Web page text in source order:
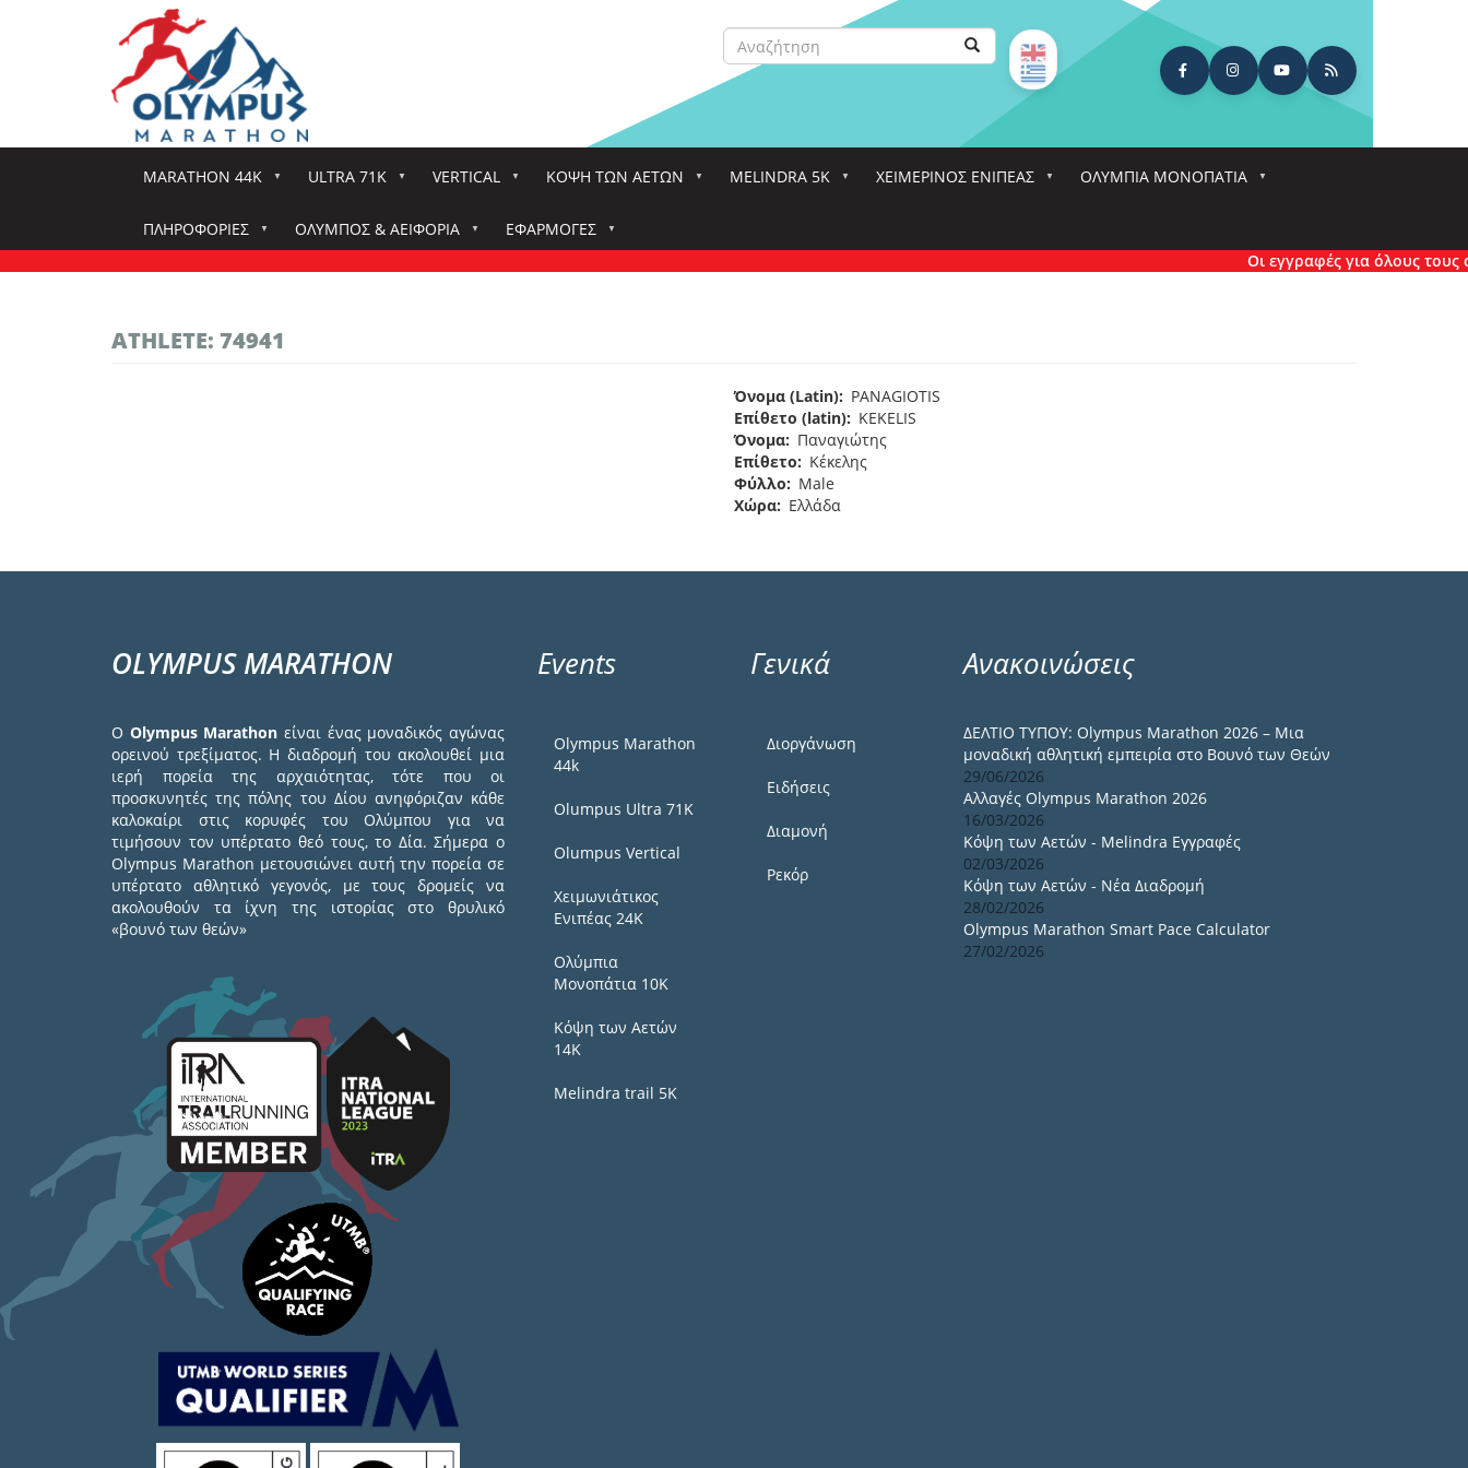
Search
Αναζήτηση Αναζήτηση
MARATHON 44K ULTRA 71K VERTICAL ΚΌΨΗ ΤΩΝ ΑΕΤΏΝ MELINDRA 5K ΧΕΙΜΕΡΙΝΟΣ ΕΝΙΠΕΑΣ ΟΛΎΜΠΙΑ ΜΟΝΟΠΆΤΙΑ
ΠΛΗΡΟΦΟΡΊΕΣ ΌΛΥΜΠΟΣ & ΑΕΙΦΟΡΊΑ
ΕΦΑΡΜΟΓΈΣ
Οι εγγραφές για όλους τους
ATHLETE: 74941
Όνομα (Latin)
PANAGIOTIS
Επίθετο (latin)
KEKELIS
Όνομα
Παναγιώτης
Επίθετο
Κέκελης
Φύλλο
Male
Χώρα
Ελλάδα
OLYMPUS MARATHON
Ο Olympus Marathon είναι ένας μοναδικός αγώνας
ορεινού τρεξίματος. Η διαδρομή του ακολουθεί μια
ιερή πορεία της αρχαιότητας, τότε που οι
προσκυνητές της πόλης του Δίου ανηφόριζαν κάθε
καλοκαίρι στις κορυφές του Ολύμπου για να
τιμήσουν τον υπέρτατο θεό τους, το Δία. Σήμερα ο
Olympus Marathon μετουσιώνει αυτή την πορεία σε
υπέρτατο αθλητικό γεγονός, με τους δρομείς να
ακολουθούν τα ίχνη της ιστορίας στο θρυλικό
«βουνό των θεών»
Events
Olympus Marathon
44k
Olumpus Ultra 71K
Olumpus Vertical
Χειμωνιάτικος
Ενιπέας 24Κ
Ολύμπια
Μονοπάτια 10Κ
Κόψη των Αετών
14Κ
Melindra trail 5Κ
Γενικά
Διοργάνωση
Ειδήσεις
Διαμονή
Ρεκόρ
Ανακοινώσεις
ΔΕΛΤΙΟ ΤΥΠΟΥ: Olympus Marathon 2026 – Μια
μοναδική αθλητική εμπειρία στο Βουνό των Θεών
29/06/2026
Αλλαγές Olympus Marathon 2026
16/03/2026
Κόψη των Αετών - Melindra Εγγραφές
02/03/2026
Κόψη των Αετών - Νέα Διαδρομή
28/02/2026
Olympus Marathon Smart Pace Calculator
27/02/2026